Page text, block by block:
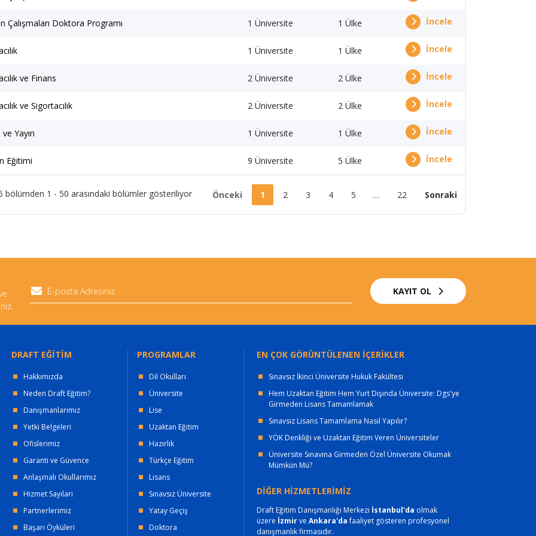
Çalışmaları Doktora Programı 1 Üniversite 1 Ülke İncele
1 Üniversite 1 Ülke İncele
ve Finans 2 Üniversite 2 Ülke İncele
ve Sigortacılık 2 Üniversite 2 Ülke İncele
ve Yayın 1 Üniversite 1 Ülke İncele
Eğitimi 9 Üniversite 5 Ülke İncele
bölümden 1 - 50 arasındaki bölümler gösteriliyor Önceki 1 2 3 4 5 … 22 Sonraki
KAYIT OL
DRAFT EĞİTİM
Hakkımızda
Neden Draft Eğitim?
Danışmanlarımız
Yetki Belgeleri
Ofislerimiz
Garanti ve Güvence
Anlaşmalı Okullarımız
Hizmet Sayıları
Partnerlerimiz
Başarı Öyküleri
PROGRAMLAR
Dil Okulları
Üniversite
Lise
Uzaktan Eğitim
Hazırlık
Türkçe Eğitim
Lisans
Sınavsız Üniversite
Yatay Geçiş
Doktora
EN ÇOK GÖRÜNTÜLENEN İÇERİKLER
Sınavsız İkinci Üniversite Hukuk Fakültesi
Hem Uzaktan Eğitim Hem Yurt Dışında Üniversite: Dgs'ye
Girmeden Lisans Tamamlamak
Sınavsız Lisans Tamamlama Nasıl Yapılır?
YÖK Denkliği ve Uzaktan Eğitim Veren Üniversiteler
Üniversite Sınavına Girmeden Özel Üniversite Okumak
Mümkün Mü?
DİĞER HİZMETLERİMİZ
Draft Eğitim Danışmanlığı Merkezi İstanbul'da olmak
üzere İzmirve Ankara'dafaaliyet gösteren profesyonel
danışmanlık firmasıdır.